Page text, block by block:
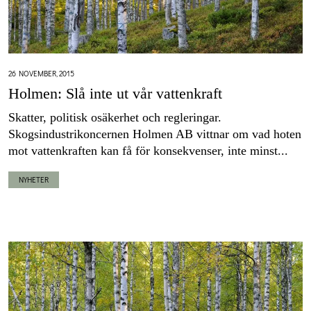
26 NOVEMBER, 2015
Holmen: Slå inte ut vår vattenkraft
Skatter, politisk osäkerhet och regleringar.
Skogsindustrikoncernen Holmen AB vittnar om vad hoten
mot vattenkraften kan få för konsekvenser, inte minst...
NYHETER